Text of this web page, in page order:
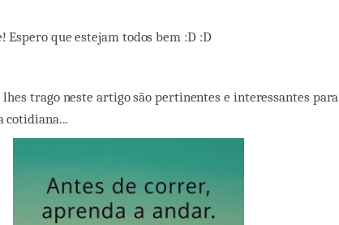
Espero que estejam todos bem :D :D
lhes trago neste artigo são pertinentes e interessantes para
cotidiana...